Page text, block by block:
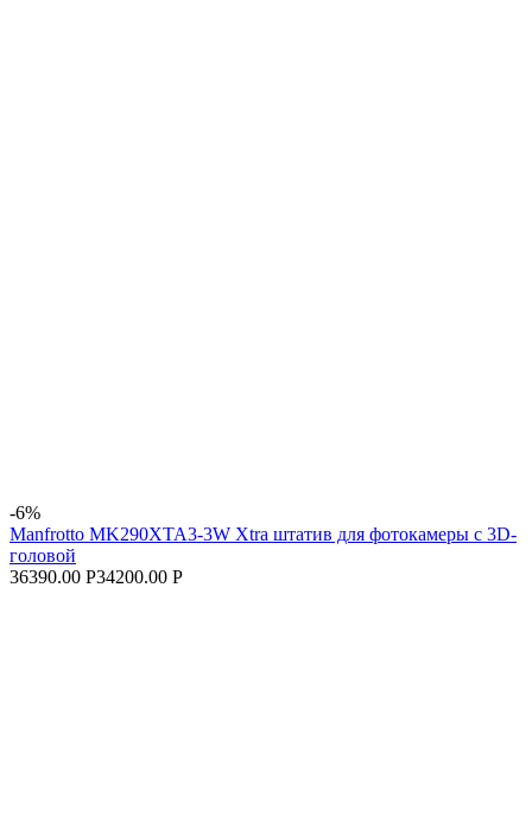
-6%
Manfrotto MK290XTA3-3W Xtra штатив для фотокамеры с 3D-
головой
36390.00 Р34200.00 Р